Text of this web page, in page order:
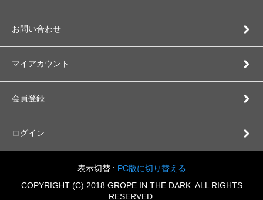
お問い合わせ
マイアカウント
会員登録
ログイン
表示切替 : PC版に切り替える
COPYRIGHT (C) 2018 GROPE IN THE DARK. ALL RIGHTS
RESERVED.